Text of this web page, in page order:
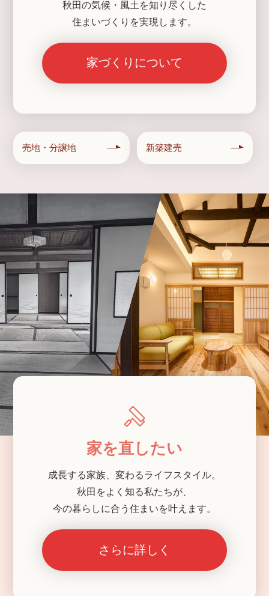
秋田の気候・風土を知り尽くした
住まいづくりを実現します。
家づくりについて
売地・分譲地 新築建売
家を直したい
成長する家族、変わるライフスタイル。
秋田をよく知る私たちが、
今の暮らしに合う住まいを叶えます。
さらに詳しく